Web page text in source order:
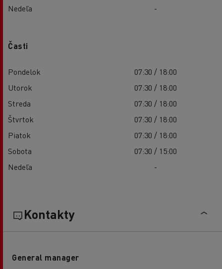
Nedeľa -
Časti
Pondelok
07:30 / 18:00
Utorok
07:30 / 18:00
Streda
07:30 / 18:00
Štvrtok
07:30 / 18:00
Piatok
07:30 / 18:00
Sobota
07:30 / 15:00
Nedeľa
-
Kontakty
General manager